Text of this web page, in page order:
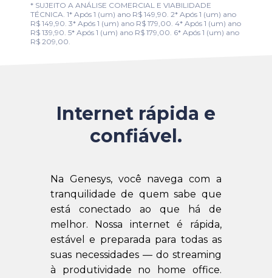
* SUJEITO A ANÁLISE COMERCIAL E VIABILIDADE
TÉCNICA. 1* Após 1 (um) ano R$ 149,90. 2* Após 1 (um) ano
R$ 149,90. 3* Após 1 (um) ano R$ 179,00. 4* Após 1 (um) ano
R$ 139,90. 5* Após 1 (um) ano R$ 179,00. 6* Após 1 (um) ano
R$ 209,00.
Internet rápida e
confiável.
Na Genesys, você navega com a
tranquilidade de quem sabe que
está conectado ao que há de
melhor. Nossa internet é rápida,
estável e preparada para todas as
suas necessidades — do streaming
à produtividade no home office.